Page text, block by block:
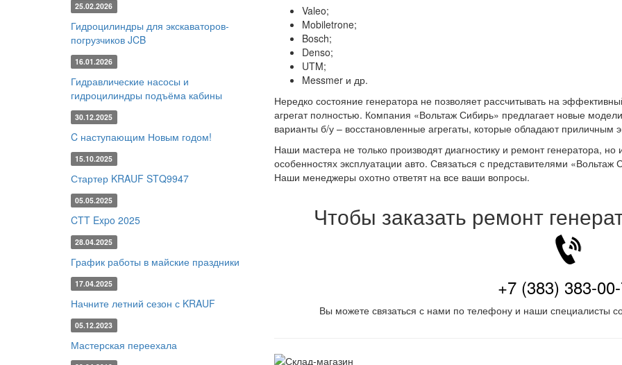
25.02.2026
Гидроцилиндры для экскаваторов-
погрузчиков JCB
16.01.2026
Гидравлические насосы и
гидроцилиндры подъёма кабины
30.12.2025
C наступающим Новым годом!
15.10.2025
Стартер KRAUF STQ9947
05.05.2025
CTT Expo 2025
28.04.2025
График работы в майские праздники
17.04.2025
Начните летний сезон с KRAUF
05.12.2023
Мастерская переехала
Valeo;
Mobiletrone;
Bosch;
Denso;
UTM;
Messmer и др.
Нередко состояние генератора не позволяет рассчитывать на
агрегат полностью. Компания «Вольтаж Сибирь» предлагает новые
варианты б/у – восстановленные агрегаты, которые обладают приличным
Наши мастера не только производят диагностику и ремонт генератора,
особенностях эксплуатации авто. Связаться с представителями
Наши менеджеры охотно ответят на все ваши вопросы.
Чтобы заказать ремонт
+7 (383) 383-
Вы можете связаться с нами по телефону и наши специалисты